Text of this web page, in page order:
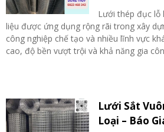
Lưới thép đục lỗ
liệu được ứng dụng rộng rãi trong xây
công nghiệp chế tạo và nhiều lĩnh vực
cao, độ bền vượt trội và khả năng gia
Lưới Sắt
Loại – Báo